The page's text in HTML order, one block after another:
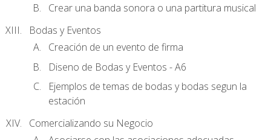
Crear una banda sonora o una partitura musical
Bodas y Eventos
Creación de un evento de firma
Diseno de Bodas y Eventos - A6
Ejemplos de temas de bodas y bodas segun la
estación
Comercializando su Negocio